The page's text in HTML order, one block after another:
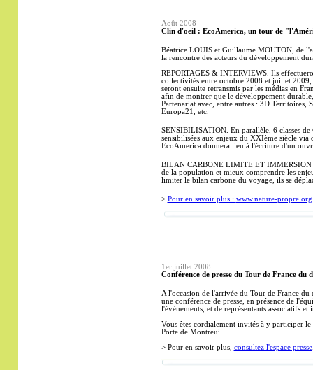
Août 2008
Clin d'oeil : EcoAmerica, un tour de
Béatrice LOUIS et Guillaume MOUTON, de
la rencontre des acteurs du développement
REPORTAGES & INTERVIEWS. Ils
collectivités entre octobre 2008 et juillet 2009,
seront ensuite retransmis par les médias en
afin de montrer que le développement
Partenariat avec, entre autres : 3D Territoires,
Europa21, etc.
SENSIBILISATION. En parallèle, 6 classes
sensibilisées aux enjeux du XXIème siècle via
EcoAmerica donnera lieu à l'écriture d'un
BILAN CARBONE LIMITE ET IMMERSION
de la population et mieux comprendre les
limiter le bilan carbone du voyage, ils se
> Pour en savoir plus : www.nature-propre.org
1er juillet 2008
Conférence de presse du Tour de France du
A l'occasion de l'arrivée du Tour de France
une conférence de presse, en présence de
l'évènements, et de représentants associatifs et
Vous êtes cordialement invités à y participer
Porte de Montreuil.
> Pour en savoir plus, consultez l'espace presse